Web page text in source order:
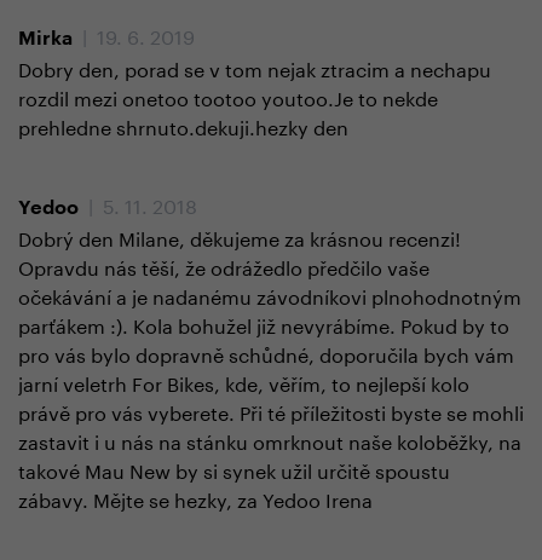
Mirka
| 19. 6. 2019
Dobry den, porad se v tom nejak ztracim a nechapu
rozdil mezi onetoo tootoo youtoo.Je to nekde
prehledne shrnuto.dekuji.hezky den
Yedoo
| 5. 11. 2018
Dobrý den Milane, děkujeme za krásnou recenzi!
Opravdu nás těší, že odrážedlo předčilo vaše
očekávání a je nadanému závodníkovi plnohodnotným
parťákem :). Kola bohužel již nevyrábíme. Pokud by to
pro vás bylo dopravně schůdné, doporučila bych vám
jarní veletrh For Bikes, kde, věřím, to nejlepší kolo
právě pro vás vyberete. Při té příležitosti byste se mohli
zastavit i u nás na stánku omrknout naše koloběžky, na
takové Mau New by si synek užil určitě spoustu
zábavy. Mějte se hezky, za Yedoo Irena